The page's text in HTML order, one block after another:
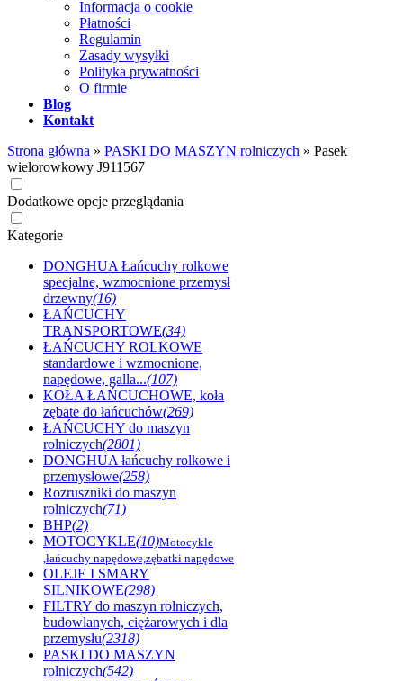
Informacja o cookie
Płatności
Regulamin
Zasady wysyłki
Polityka prywatności
O firmie
Blog
Kontakt
Strona główna » PASKI DO MASZYN rolniczych » Pasek
wielorowkowy J911567
Dodatkowe opcje przeglądania
Kategorie
DONGHUA Łańcuchy rolkowe
specjalne, wzmocnione przemysł
drzewny(16)
ŁAŃCUCHY
TRANSPORTOWE(34)
ŁAŃCUCHY ROLKOWE
standardowe i wzmocnione,
napędowe, galla...(107)
KOŁA ŁAŃCUCHOWE, koła
zębate do łańcuchów(269)
ŁAŃCUCHY do maszyn
rolniczych(2801)
DONGHUA łańcuchy rolkowe i
przemysłowe(258)
Rozruszniki do maszyn
rolniczych(71)
BHP(2)
MOTOCYKLE(10)Motocykle
,łańcuchy napędowe,zębatki napędowe
OLEJE I SMARY
SILNIKOWE(298)
FILTRY do maszyn rolniczych,
budowlanych, ciężarowych i dla
przemysłu(2318)
PASKI DO MASZYN
rolniczych(542)